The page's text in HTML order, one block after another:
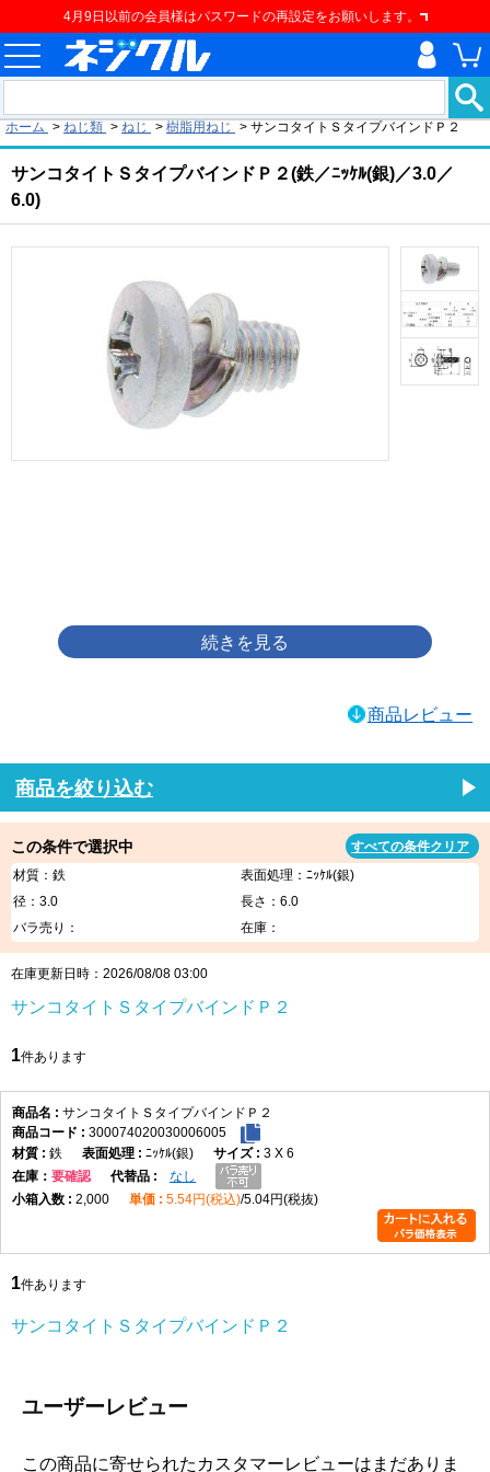
4月9日以前の会員様はパスワードの再設定をお願いします。
ホーム > ねじ類 > ねじ > 樹脂用ねじ > サンコタイトＳタイプバインドＰ２
サンコタイトＳタイプバインドＰ２(鉄／ﾆｯｹﾙ(銀)／3.0／
6.0)
商品レビュー
商品を絞り込む
この条件で選択中
すべての条件クリア
材質：鉄
表面処理：ﾆｯｹﾙ(銀)
径：3.0
長さ：6.0
バラ売り：
在庫：
在庫更新日時：2026/08/08 03:00
サンコタイトＳタイプバインドＰ２
1件あります
サンコタイトＳタイプバインドＰ２
300074020030006005
鉄
ﾆｯｹﾙ(銀)
3 X 6
在庫
要確認
なし
2,000
5.54円(税込) 5.04円(税抜)
1件あります
サンコタイトＳタイプバインドＰ２
ユーザーレビュー
この商品に寄せられたカスタマーレビューはまだありま